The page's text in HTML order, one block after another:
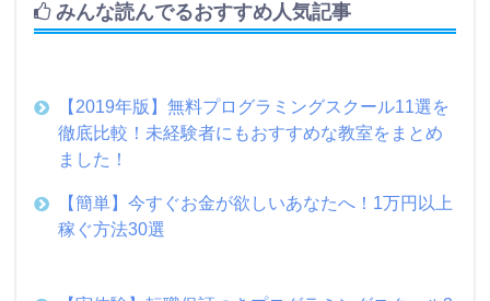
みんな読んでるおすすめ人気記事
【2019年版】無料プログラミングスクール11選を
徹底比較！未経験者にもおすすめな教室をまとめ
ました！
【簡単】今すぐお金が欲しいあなたへ！1万円以上
稼ぐ方法30選